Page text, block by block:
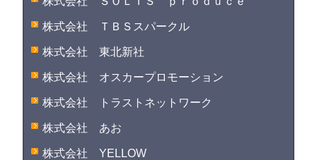
株式会社 ＴＢＳスパークル
株式会社 東北新社
株式会社 オスカープロモーション
株式会社 トラストネットワーク
株式会社 あお
株式会社 YELLOW